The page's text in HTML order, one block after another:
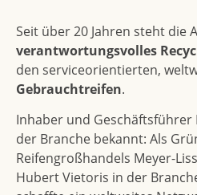
Seit über 20 Jahren steht die
verantwortungsvolles
den serviceorientierten,
Gebrauchtreifen.
Inhaber und
der Branche bekannt: Als
Reifengroßhandels Meyer-
Hubert Vietoris in der